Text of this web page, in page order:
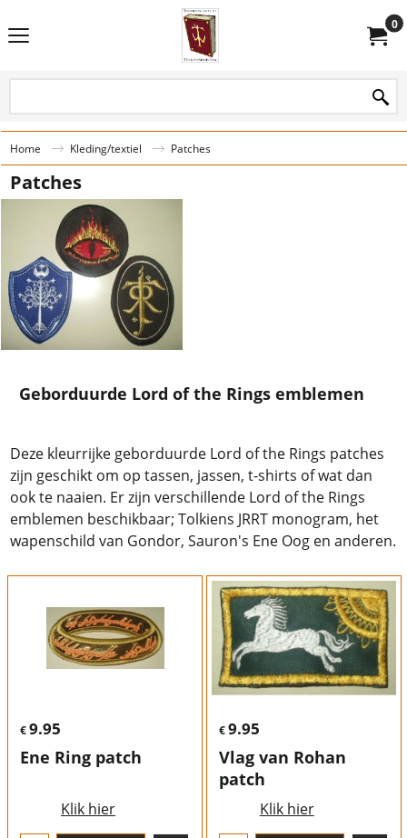
0
Home Kleding/textiel Patches
Patches
Geborduurde Lord of the Rings emblemen
Deze kleurrijke geborduurde Lord of the Rings patches
zijn geschikt om op tassen, jassen, t-shirts of wat dan
ook te naaien. Er zijn verschillende Lord of the Rings
emblemen beschikbaar; Tolkiens JRRT monogram, het
wapenschild van Gondor, Sauron's Ene Oog en anderen.
€9.95
Ene Ring patch
Klik hier
€9.95
Vlag van Rohan
patch
Klik hier